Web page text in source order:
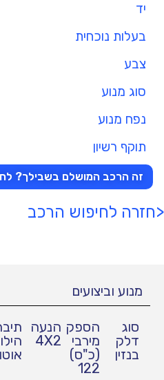
יד
בעלות נוכחית
צבע
סוג מנוע
נפח מנוע
תוקף רשיון
זה הרכב המושלם בשבילך?
<חזרה לחיפוש הרכב
מנוע וביצועים
סוג
דלק
בנזין
הספק
מירבי
(כ"ס)
122
הנעה
4X2